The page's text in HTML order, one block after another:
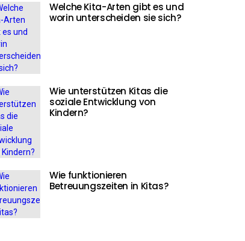
Welche Kita-Arten gibt es und
worin unterscheiden sie sich?
Wie unterstützen Kitas die
soziale Entwicklung von
Kindern?
Wie funktionieren
Betreuungszeiten in Kitas?